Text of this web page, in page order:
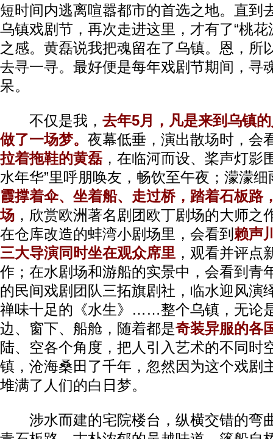
短时间内逃离喧嚣都市的首选之地。直到
乌镇戏剧节，再次走进这里，才有了“桃花
之感。黄磊说我把魂留在了乌镇。恩，所
去寻一寻。最好便是每年戏剧节期间，寻
呆。
不仅是我， 去年5月，凡是来到乌镇
做了一场梦。 夜幕低垂，演出散场时，会
拉着拖鞋的黄磊 ，在临河而设、桨声灯影
水年华”里呼朋唤友，畅饮至午夜；濛濛
霞撑着伞、坐着船、走过桥，踏着石板路
场 ，欣赏欧洲著名剧团欧丁剧场的大师之
在仓库改造的蚌湾小剧场里，会看到 赖声
三大导演同时坐在观众席里 ，观看并评点
作；在水剧场和游船的实景中，会看到青
的民间戏剧团队三拓旗剧社，临水迎风演
禅味十足的《水生》……整个乌镇，无论
边、窗下、船舱，随着都是奇装异服的各
陆、空各个角度，把人引入艺术的不同
镇，沧海桑田了千年，忽然因为这个戏剧
堆满了人们的白日梦。
涉水而建的宅院楼台，纵横交错的弯